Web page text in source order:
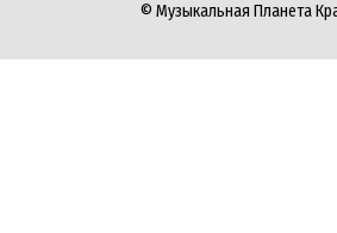
© Музыкальная Планета